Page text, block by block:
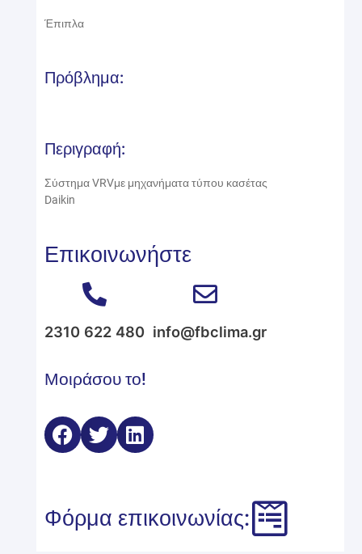
Έπιπλα
Πρόβλημα:
Περιγραφή:
Σύστημα VRVμε μηχανήματα τύπου κασέτας
Daikin
Επικοινωνήστε
2310 622 480 info@fbclima.gr
Μοιράσου το!
Φόρμα επικοινωνίας: